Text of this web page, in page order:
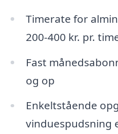
Timerate for
200-400 kr. pr.
Fast
og op
Enkeltstående
vinduespudsning